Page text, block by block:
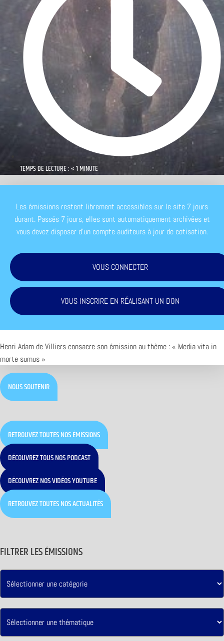
TEMPS DE LECTURE : < 1 MINUTE
Les émissions restent librement accessibles sur le site 7 jours
durant. Passés 7 jours, elles sont automatiquement archivées et
vous devez disposer d'un compte auditeurs à jour de cotisation.
VOUS CONNECTER
VOUS INSCRIRE EN RÉALISANT UN DON
Henri Adam de Villiers consacre son émission au thème : « Media vita in
morte sumus »
NOUS SOUTENIR
RETROUVEZ TOUTES NOS ÉMISSIONS
DÉCOUVREZ TOUS NOS PODCAST
DÉCOUVREZ NOS VIDÉOS YOUTUBE
RETROUVEZ TOUTES NOS ACTUALITÉS
FILTRER LES ÉMISSIONS